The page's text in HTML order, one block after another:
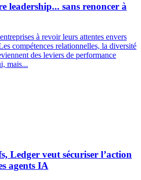
leadership... sans renoncer à
à revoir leurs attentes envers
compétences relationnelles, la diversité
des leviers de performance
mais...
Ledger veut sécuriser l’action
agents IA